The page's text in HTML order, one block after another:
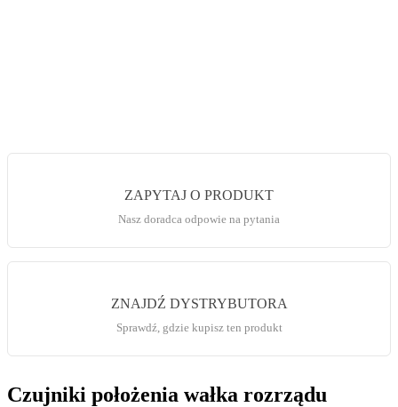
ZAPYTAJ O PRODUKT
Nasz doradca odpowie na pytania
ZNAJDŹ DYSTRYBUTORA
Sprawdź, gdzie kupisz ten produkt
Czujniki położenia wałka rozrządu